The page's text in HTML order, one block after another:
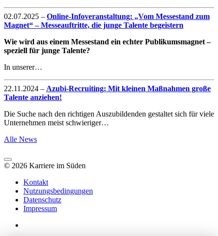
02.07.2025 – Online-Infoveranstaltung: „Vom Messestand zum
Magnet“ – Messeauftritte, die junge Talente begeistern
Wie wird aus einem Messestand ein echter Publikumsmagnet –
speziell für junge Talente?
In unserer…
22.11.2024 – Azubi-Recruiting: Mit kleinen Maßnahmen große
Talente anziehen!
Die Suche nach den richtigen Auszubildenden gestaltet sich für viele
Unternehmen meist schwieriger…
Alle News
© 2026 Karriere im Süden
Kontakt
Nutzungsbedingungen
Datenschutz
Impressum